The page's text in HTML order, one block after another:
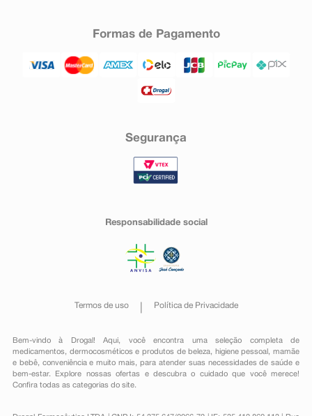
Formas de Pagamento
Segurança
Responsabilidade social
Termos de uso Política de Privacidade
Bem-vindo à Drogal! Aqui, você encontra uma seleção completa de
medicamentos , dermocosméticos e produtos de beleza, higiene pessoal ,mamãe
e bebê, conveniênciae muito mais, para atender suas necessidades de saúde e
bem-estar. Explore nossas ofertas e descubra o cuidado que você merece!
Confira todas as categorias do site.